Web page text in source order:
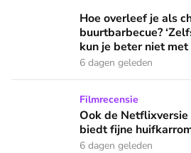
Hoe overleef je als christen de
Hoe overleef je als
buurtbarbecue?
kun je beter niet
6 dagen geleden
Ook de Netflixversie van ‘Het
Filmrecensie
Ook de Netflixversie
biedt fijne
6 dagen geleden